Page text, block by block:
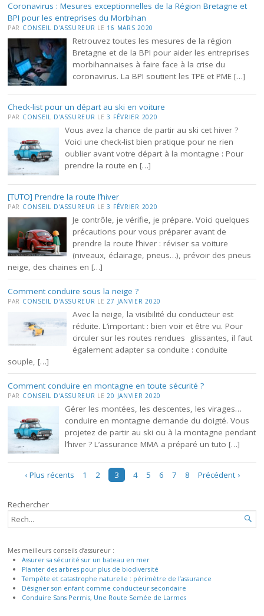
Coronavirus : Mesures exceptionnelles de la Région Bretagne et
BPI pour les entreprises du Morbihan
PAR CONSEIL D'ASSUREUR LE 16 MARS 2020
Retrouvez toutes les mesures de la région
Bretagne et de la BPI pour aider les entreprises
morbihannaises à faire face à la crise du
coronavirus. La BPI soutient les TPE et PME […]
Check-list pour un départ au ski en voiture
PAR CONSEIL D'ASSUREUR LE 3 FÉVRIER 2020
Vous avez la chance de partir au ski cet hiver ?
Voici une check-list bien pratique pour ne rien
oublier avant votre départ à la montagne : Pour
prendre la route en […]
[TUTO] Prendre la route l’hiver
PAR CONSEIL D'ASSUREUR LE 3 FÉVRIER 2020
Je contrôle, je vérifie, je prépare. Voici quelques
précautions pour vous préparer avant de
prendre la route l’hiver : réviser sa voiture
(niveaux, éclairage, pneus…), prévoir des pneus
neige, des chaines en […]
Comment conduire sous la neige ?
PAR CONSEIL D'ASSUREUR LE 27 JANVIER 2020
Avec la neige, la visibilité du conducteur est
réduite. L’important : bien voir et être vu. Pour
circuler sur les routes rendues glissantes, il faut
également adapter sa conduite : conduite
souple, […]
Comment conduire en montagne en toute sécurité ?
PAR CONSEIL D'ASSUREUR LE 20 JANVIER 2020
Gérer les montées, les descentes, les virages…
conduire en montagne demande du doigté. Vous
projetez de partir au ski ou à la montagne pendant
l’hiver ? L’assurance MMA a préparé un tuto […]
Navigation
‹ Plus récents 1 2 3 4 5 6 7 8 Précédent ›
Rechercher
RECHERCHER...

Mes meilleurs conseils d’assureur :
Assurer sa sécurité sur un bateau en mer
Planter des arbres pour plus de biodiversité
Tempête et catastrophe naturelle : périmètre de l’assurance
Désigner son enfant comme conducteur secondaire
Conduire Sans Permis, Une Route Semée de Larmes